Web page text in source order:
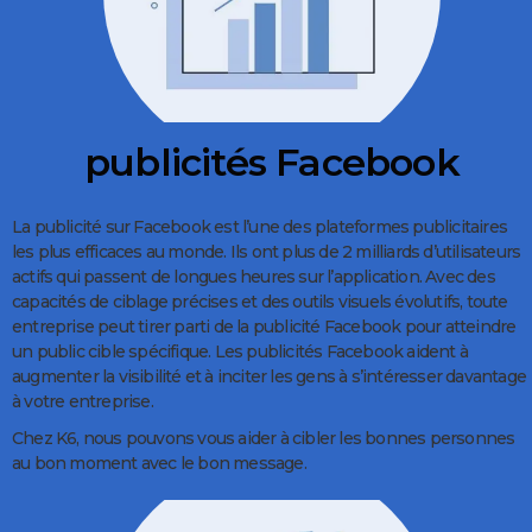
publicités Facebook
La publicité sur Facebook est l’une des plateformes publicitaires
les plus efficaces au monde. Ils ont plus de 2 milliards d’utilisateurs
actifs qui passent de longues heures sur l’application. Avec des
capacités de ciblage précises et des outils visuels évolutifs, toute
entreprise peut tirer parti de la publicité Facebook pour atteindre
un public cible spécifique. Les publicités Facebook aident à
augmenter la visibilité et à inciter les gens à s’intéresser davantage
à votre entreprise.
Chez K6, nous pouvons vous aider à cibler les bonnes personnes
au bon moment avec le bon message.